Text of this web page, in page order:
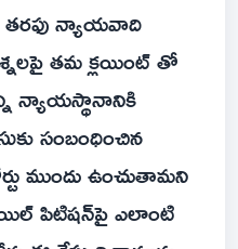
తరఫు న్యాయవాది
తమ క్లయింట్ తో
న్యాయస్థానానికి
సంబంధించిన
ముందు ఉంచుతామని
పిటిషన్‌పై ఎలాంటి